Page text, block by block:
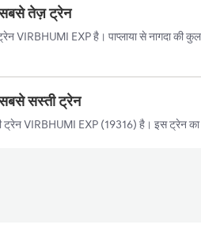
सबसे तेज़ ट्रेन
VIRBHUMI EXP है। पाप्लाया से नागदा की
सबसे सस्ती ट्रेन
ट्रेन VIRBHUMI EXP (19316) है। इस ट्रेन का